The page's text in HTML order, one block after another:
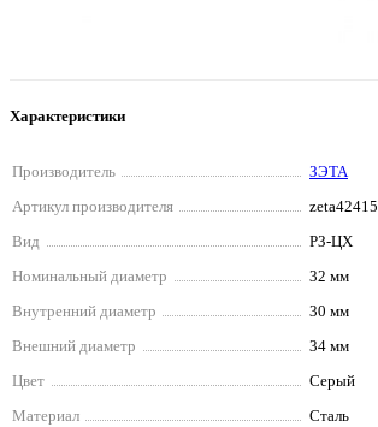
Характеристики
Производитель
ЗЭТА
Артикул производителя
zeta42415
Вид
РЗ-ЦХ
Номинальный диаметр
32 мм
Внутренний диаметр
30 мм
Внешний диаметр
34 мм
Цвет
Серый
Материал
Сталь